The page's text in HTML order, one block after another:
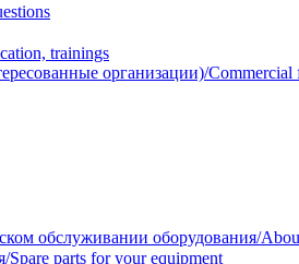
trainings
организации)/Commercial
обслуживании оборудования/
parts for your equipment